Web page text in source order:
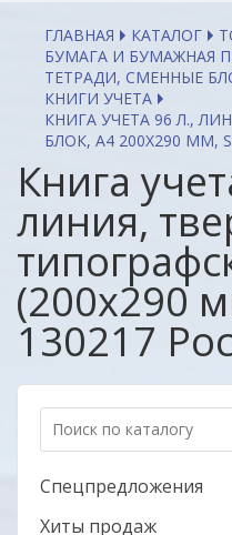
ГЛАВНАЯ КАТАЛОГ
БУМАГА И БУМАЖНАЯ
ТЕТРАДИ, СМЕННЫЕ
КНИГИ УЧЕТА
КНИГА УЧЕТА 96 Л.,
БЛОК, А4 200Х290 ММ,
Книга
линия,
(200х290
130217
Спецпредложения
Хиты продаж